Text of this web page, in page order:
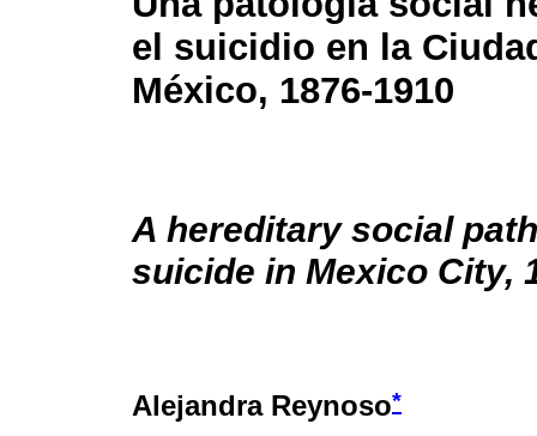
el suicidio en la
México, 1876-1910
A hereditary social
suicide in Mexico City,
Alejandra Reynoso*